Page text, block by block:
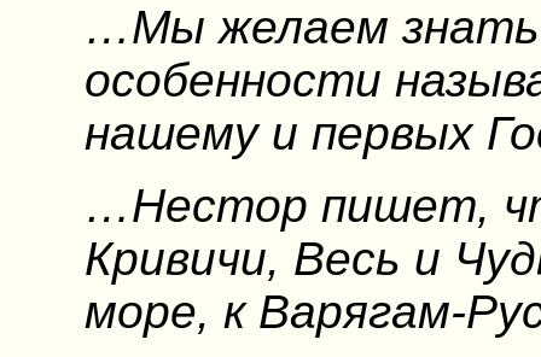
…Мы желаем знать,
особенности
нашему и первых
…Нестор пишет,
Кривичи, Весь и
море, к Варягам-